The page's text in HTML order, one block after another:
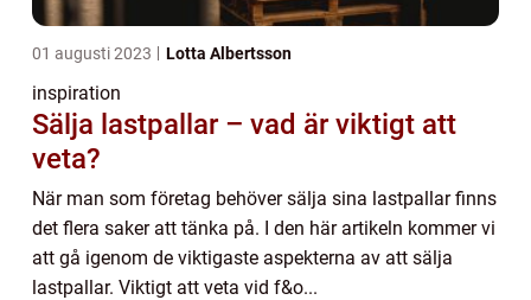
01 augusti 2023 Lotta Albertsson
inspiration
Sälja lastpallar – vad är viktigt att
veta?
När man som företag behöver sälja sina lastpallar finns
det flera saker att tänka på. I den här artikeln kommer vi
att gå igenom de viktigaste aspekterna av att sälja
lastpallar. Viktigt att veta vid f&o...